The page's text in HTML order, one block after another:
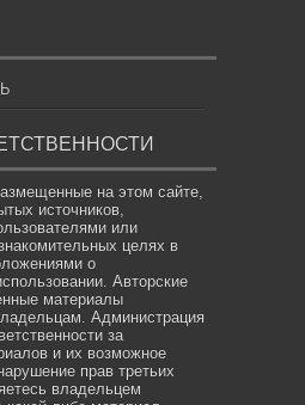
на этом сайте,
источников,
или
целях в
о
Авторские
материалы
Администрация
за
и их возможное
прав третьих
владельцем